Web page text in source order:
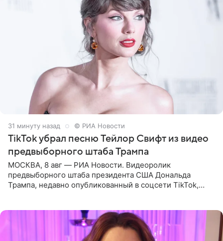
31 минуту назад © РИА Новости
TikTok убрал песню Тейлор Свифт из видео
предвыборного штаба Трампа
МОСКВА, 8 авг — РИА Новости. Видеоролик
предвыборного штаба президента США Дональда
Трампа, недавно опубликованный в соцсети TikTok,